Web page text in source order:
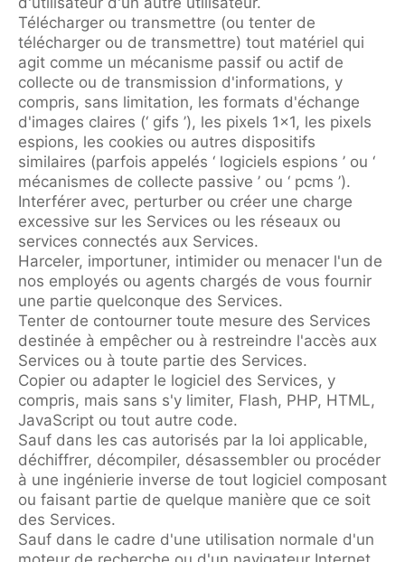
Télécharger ou transmettre (ou tenter de
télécharger ou de transmettre) tout matériel qui
agit comme un mécanisme passif ou actif de
collecte ou de transmission d'informations, y
compris, sans limitation, les formats d'échange
d'images claires (‘ gifs ’), les pixels 1×1, les pixels
espions, les cookies ou autres dispositifs
similaires (parfois appelés ‘ logiciels espions ’ ou ‘
mécanismes de collecte passive ’ ou ‘ pcms ’).
Interférer avec, perturber ou créer une charge
excessive sur les Services ou les réseaux ou
services connectés aux Services.
Harceler, importuner, intimider ou menacer l'un de
nos employés ou agents chargés de vous fournir
une partie quelconque des Services.
Tenter de contourner toute mesure des Services
destinée à empêcher ou à restreindre l'accès aux
Services ou à toute partie des Services.
Copier ou adapter le logiciel des Services, y
compris, mais sans s'y limiter, Flash, PHP, HTML,
JavaScript ou tout autre code.
Sauf dans les cas autorisés par la loi applicable,
déchiffrer, décompiler, désassembler ou procéder
à une ingénierie inverse de tout logiciel composant
ou faisant partie de quelque manière que ce soit
des Services.
Sauf dans le cadre d'une utilisation normale d'un